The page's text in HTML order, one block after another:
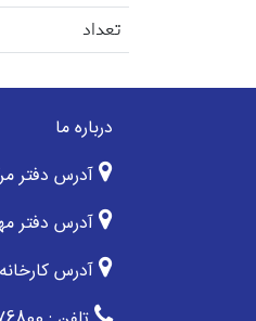
تعداد
درباره ما
آدرس دفتر مرکزی
آدرس دفتر
آدرس کارخانه : کرج، مهرشهر ،